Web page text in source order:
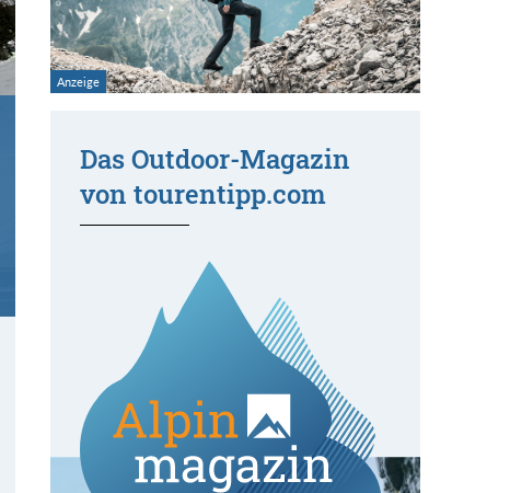
Das Outdoor-Magazin
von tourentipp.com